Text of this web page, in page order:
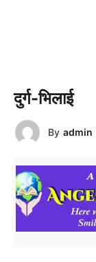
दुर्ग-भिलाई
By admin